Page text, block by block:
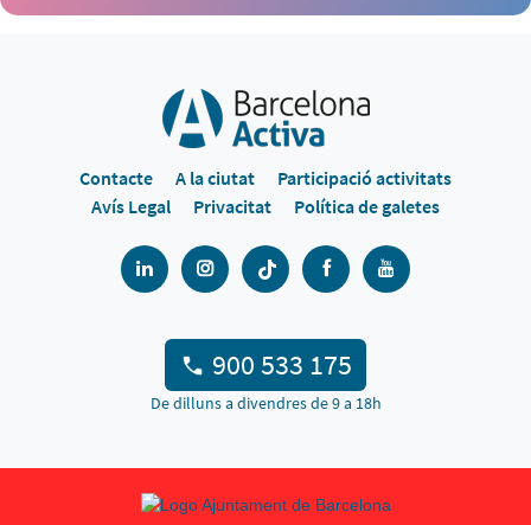
Contacte A la ciutat
Participació activitats
Avís Legal
Privacitat Política de galetes
900 533 175
De dilluns a divendres de 9 a 18h